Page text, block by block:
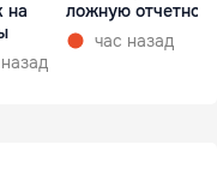
на
ложную
час назад